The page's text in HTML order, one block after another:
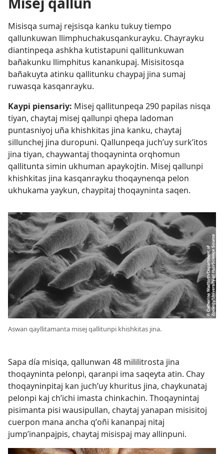
Misisqa sumaj rejsisqa kanku tukuy tiempo
qallunkuwan llimphuchakusqankurayku. Chayrayku
diantinpeqa ashkha kutistapuni qallitunkuwan
bañakunku llimphitus kanankupaj. Misisitosqa
bañakuyta atinku qallitunku chaypaj jina sumaj
ruwasqa kasqanrayku.
Kaypi piensariy: Misej qallitunpeqa 290 papilas nisqa
tiyan, chaytaj misej qallunpi qhepa ladoman
puntasniyoj uña khishkitas jina kanku, chaytaj
sillunchej jina duropuni. Qallunpeqa juchʼuy surkʼitos
jina tiyan, chaywantaj thoqayninta orqhomun
qallitunta simin ukhuman apaykojtin. Misej qallunpi
khishkitas jina kasqanrayku thoqaynenqa pelon
ukhukama yaykun, chaypitaj thoqayninta saqen.
Aswan qayllitamanta misej qallitunpi khishkitas jina.
Sapa día misiqa, qallunwan 48 mililitrosta jina
thoqayninta pelonpi, qaranpi ima saqeyta atin. Chay
thoqayninpitaj kan juchʼuy khuritus jina, chaykunataj
pelonpi kaj chʼichi imasta chinkachin. Thoqaynintaj
pisimanta pisi wausipullan, chaytaj yanapan misisitoj
cuerpon mana ancha qʼoñi kananpaj nitaj
jumpʼinanpajpis, chaytaj misispaj may allinpuni.